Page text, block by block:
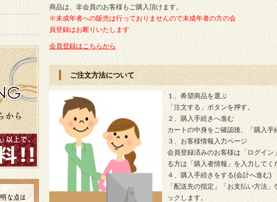
商品は、非会員のお客様もご購入頂けます。
※未成年者への販売は行っておりませんので未成年者の方の会
員登録はお断りいたします
会員登録はこちらから
ご注文方法について
１、希望商品を選ぶ
「注文する」ボタンを押す。
２、購入手続きへ進む
カートの中身をご確認後、「購入
３、お客様情報入力ページ
会員登録済みのお客様は「ログイ
る方は「購入者情報」を入力してく
４、購入手続きをする(会計へ進む)
「配送先の指定」「お支払い方法
ックします。